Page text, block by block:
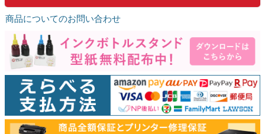
商品についてのお問い合わせ